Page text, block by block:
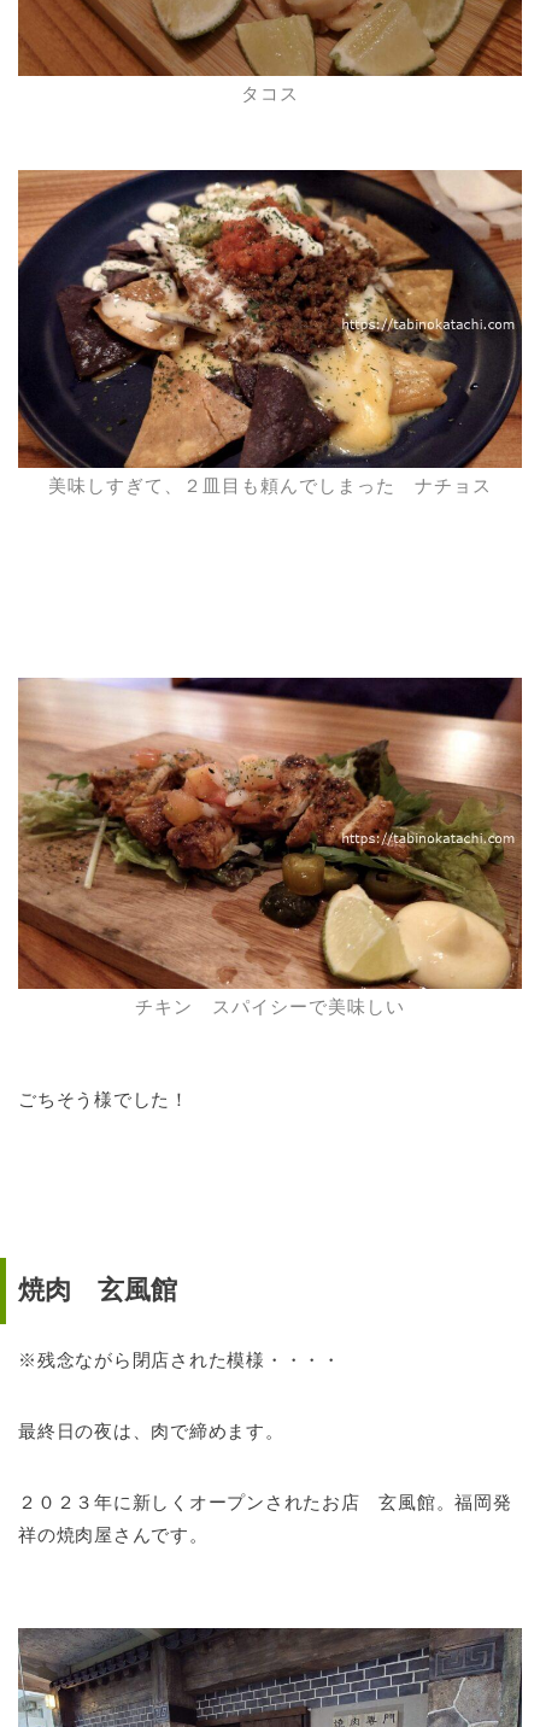
タコス
美味しすぎて、２皿目も頼んでしまった ナチョス
チキン スパイシーで美味しい
ごちそう様でした！
焼肉 玄風館
※残念ながら閉店された模様・・・・
最終日の夜は、肉で締めます。
２０２３年に新しくオープンされたお店 玄風館。福岡発
祥の焼肉屋さんです。